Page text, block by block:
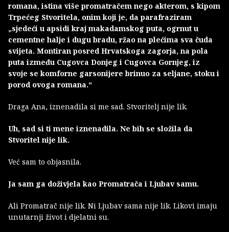
romana, istina više promatračem nego akterom, s kipom
Trpećeg Stvoritela, onim koji je, da parafraziram
„sjedeći u apsidi kraj makadamskog puta, ogrnut u
cementne halje i dugu bradu, ržao na plećima sva čuda
svijeta. Montiran posred Hrvatskoga zagorja, na pola
puta između Cugovca Donjeg i Cugovca Gornjeg, iz
svoje se komforne garsonijere brinuo za seljane, stoku i
porod ovoga romana.“
Draga Ana, iznenadila si me sad. Stvoritelj nije lik.
Uh, sad si ti mene iznenadila. Ne bih se složila da
Stvoritel nije lik.
Već sam to objasnila.
Ja sam ga doživjela kao Promatrača i Ljubav samu.
Ali Promatrač nije lik. Ni Ljubav sama nije lik. Likovi imaju
unutarnji život i djelatni su.